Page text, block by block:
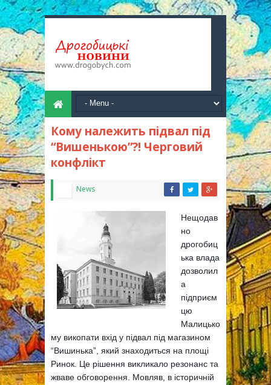
Кому належить підвал під
“Вишенькою”?! Черговий
конфлікт
News
Нещодав
но
дрогобиц
ька влада
дозволил
а
підприєм
цю
Малицько
му викопати вхід у підвал під магазином
“Вишинька”, який знаходиться на площі
Ринок. Це рішення викликало резонанс та
жваве обговорення. Мовляв, в історичній